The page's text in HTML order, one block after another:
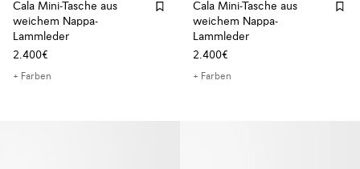
Cala Mini-Tasche aus
weichem Nappa-
Lammleder
2.400€
+ Farben
Cala Mini-Tasche aus
weichem Nappa-
Lammleder
2.400€
+ Farben